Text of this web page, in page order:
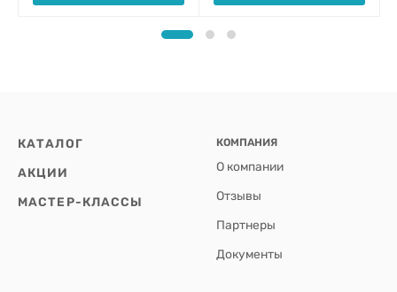
КАТАЛОГ
АКЦИИ
МАСТЕР-КЛАССЫ
КОМПАНИЯ
О компании
Отзывы
Партнеры
Документы